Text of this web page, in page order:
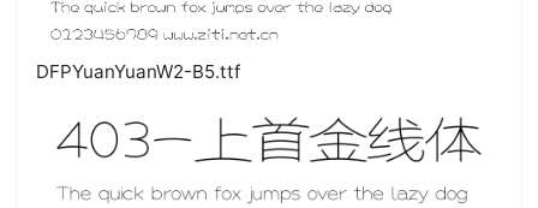
DFPYuanYuanW2-B5.ttf